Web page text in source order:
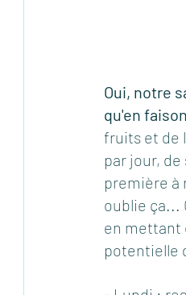
Oui, notre
qu'en
fruits et de
par jour,
première à
oublie ça...
en mettant
potentielle